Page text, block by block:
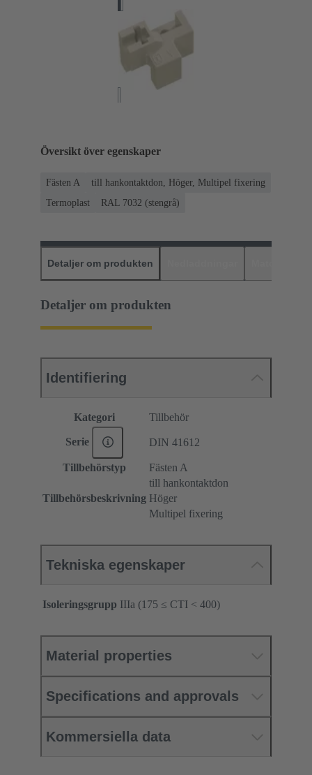
Översikt över egenskaper
Fästen A
till hankontaktdon, Höger, Multipel fixering
Termoplast
RAL 7032 (stengrå)
Detaljer om produkten
Detaljer om produkten
Identifiering
Kategori Tillbehör
Serie DIN 41612
Tillbehörstyp Fästen A
Tillbehörsbeskrivning
till hankontaktdon
Höger
Multipel fixering
Tekniska egenskaper
Isoleringsgrupp IIIa (175 ≤ CTI < 400)
Material properties
Specifications and approvals
Kommersiella data